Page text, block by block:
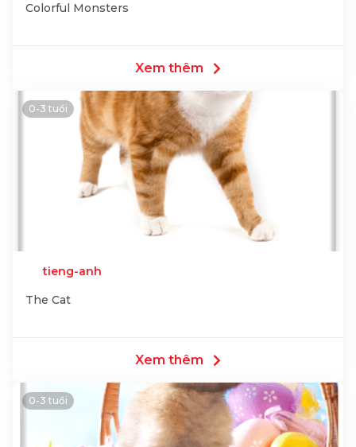
Colorful Monsters
Xem thêm
0-3 tuổi
tieng-anh
The Cat
Xem thêm
0-3 tuổi